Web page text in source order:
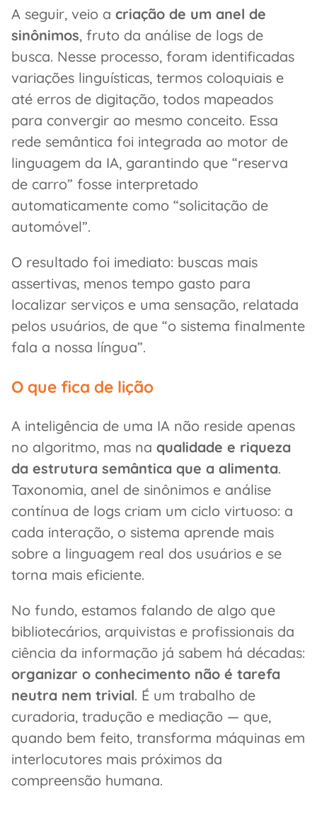
A seguir, veio a criação de um anel de
sinônimos, fruto da análise de logs de
busca. Nesse processo, foram identificadas
variações linguísticas, termos coloquiais e
até erros de digitação, todos mapeados
para convergir ao mesmo conceito. Essa
rede semântica foi integrada ao motor de
linguagem da IA, garantindo que “reserva
de carro” fosse interpretado
automaticamente como “solicitação de
automóvel”.
O resultado foi imediato: buscas mais
assertivas, menos tempo gasto para
localizar serviços e uma sensação, relatada
pelos usuários, de que “o sistema finalmente
fala a nossa língua”.
O que fica de lição
A inteligência de uma IA não reside apenas
no algoritmo, mas na qualidade e riqueza
da estrutura semântica que a alimenta.
Taxonomia, anel de sinônimos e análise
contínua de logs criam um ciclo virtuoso: a
cada interação, o sistema aprende mais
sobre a linguagem real dos usuários e se
torna mais eficiente.
No fundo, estamos falando de algo que
bibliotecários, arquivistas e profissionais da
ciência da informação já sabem há décadas:
organizar o conhecimento não é tarefa
neutra nem trivial. É um trabalho de
curadoria, tradução e mediação — que,
quando bem feito, transforma máquinas em
interlocutores mais próximos da
compreensão humana.